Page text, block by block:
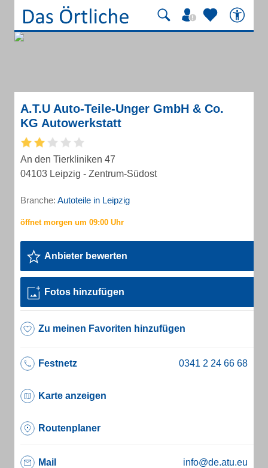
A.T.U Auto-Teile-Unger GmbH & Co.
KG Autowerkstatt
An den Tierkliniken 47
04103 Leipzig - Zentrum-Südost
Branche: Autoteile in Leipzig
Anbieter bewerten
Fotos hinzufügen
Zu meinen Favoriten hinzufügen
Festnetz
Karte anzeigen
Routenplaner
Mail info@de.atu.eu